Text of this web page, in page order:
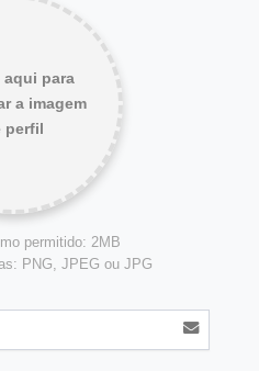
aqui para
a imagem
perfil
permitido: 2MB
PNG, JPEG ou JPG